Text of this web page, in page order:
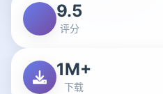
9.5
评分
1M+
下载